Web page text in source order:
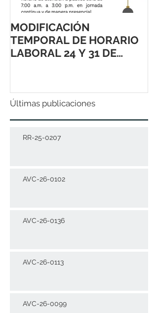
MODIFICACIÓN
TEMPORAL DE HORARIO
LABORAL 24 Y 31 DE
Últimas publicaciones
RR-25-0207
AVC-26-0102
AVC-26-0136
AVC-26-0113
AVC-26-0099